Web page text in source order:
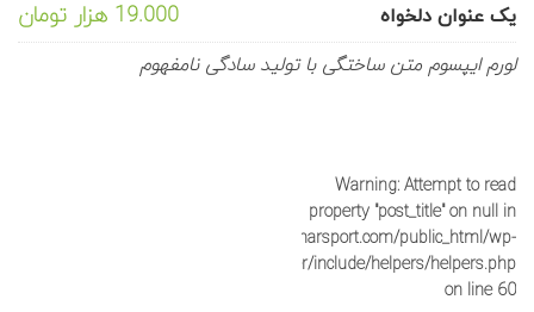
یک عنوان دلخواه 19.000 هزار تومان
لورم ایپسوم متن ساختگی با تولید سادگی نامفهوم
Warning: Attempt to read
property "post_title" on null in
/home/sportyka/domains/saharsport.com/public_html/wp-
content/plugins/js_composer/include/helpers/helpers.php
on line 60